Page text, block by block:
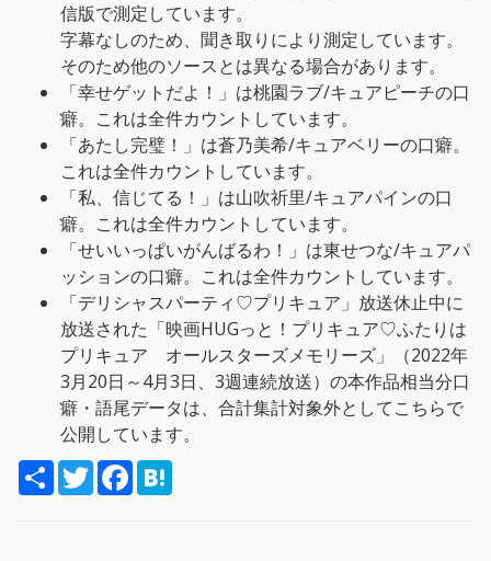
信版で測定しています。
字幕なしのため、聞き取りにより測定しています。
そのため他のソースとは異なる場合があります。
「幸せゲットだよ！」は桃園ラブ/キュアピーチの口
癖。これは全件カウントしています。
「あたし完璧！」は蒼乃美希/キュアベリーの口癖。
これは全件カウントしています。
「私、信じてる！」は山吹祈里/キュアパインの口
癖。これは全件カウントしています。
「せいいっぱいがんばるわ！」は東せつな/キュアパ
ッションの口癖。これは全件カウントしています。
「デリシャスパーティ♡プリキュア」放送休止中に
放送された「映画HUGっと！プリキュア♡ふたりは
プリキュア オールスターズメモリーズ」（2022年
3月20日～4月3日、3週連続放送）の本作品相当分口
癖・語尾データは、合計集計対象外としてこちらで
公開しています。
S
h
T
w
F
a